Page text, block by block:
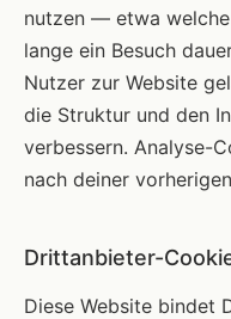
nutzen — etwa
lange ein Besuch
Nutzer zur Website
die Struktur und den
verbessern. Analyse-
nach deiner
Drittanbieter-
Diese Website bindet